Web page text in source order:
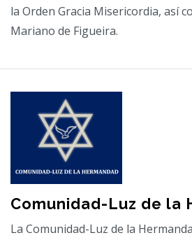
la Orden Gracia Misericordia, así
Mariano de Figueira.
Comunidad-Luz de la
La Comunidad-Luz de la